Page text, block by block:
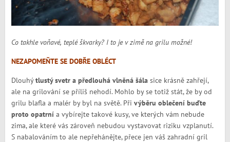
Co takhle voňavé, teplé škvarky? I to je v zimě na grilu možné!
NEZAPOMEŇTE SE DOBŘE OBLÉCT
Dlouhýtlustý svetr a předlouhá vlněná šálasice krásně zahřejí,
ale na grilování se příliš nehodí. Mohlo by se totiž stát, že by od
grilu blafla a malér by byl na světě. Při výběru oblečení buďte
proto opatrnía vybírejte takové kusy, ve kterých vám nebude
zima, ale které vás zároveň nebudou vystavovat riziku vzplanutí.
S nabalováním to ale nepřehánějte, přece jen váš zahradní gril